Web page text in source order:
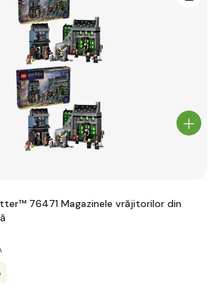
76471 Magazinele vrăjitorilor din